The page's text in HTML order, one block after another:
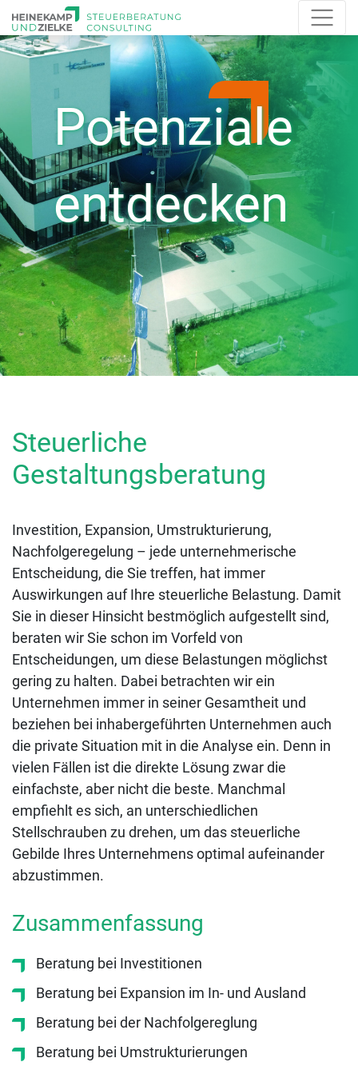
Potenziale
entdecken
Steuerliche
Gestaltungsberatung
Investition, Expansion, Umstrukturierung,
Nachfolgeregelung – jede unternehmerische
Entscheidung, die Sie treffen, hat immer
Auswirkungen auf Ihre steuerliche Belastung. Damit
Sie in dieser Hinsicht bestmöglich aufgestellt sind,
beraten wir Sie schon im Vorfeld von
Entscheidungen, um diese Belastungen möglichst
gering zu halten. Dabei betrachten wir ein
Unternehmen immer in seiner Gesamtheit und
beziehen bei inhabergeführten Unternehmen auch
die private Situation mit in die Analyse ein. Denn in
vielen Fällen ist die direkte Lösung zwar die
einfachste, aber nicht die beste. Manchmal
empfiehlt es sich, an unterschiedlichen
Stellschrauben zu drehen, um das steuerliche
Gebilde Ihres Unternehmens optimal aufeinander
abzustimmen.
Zusammenfassung
Beratung bei Investitionen
Beratung bei Expansion im In- und Ausland
Beratung bei der Nachfolgereglung
Beratung bei Umstrukturierungen